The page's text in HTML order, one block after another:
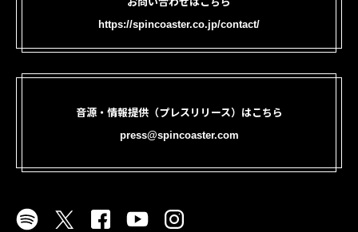
https://spincoaster.co.jp/contact/
音源・情報提供（プレスリリース）はこちら
press@spincoaster.com